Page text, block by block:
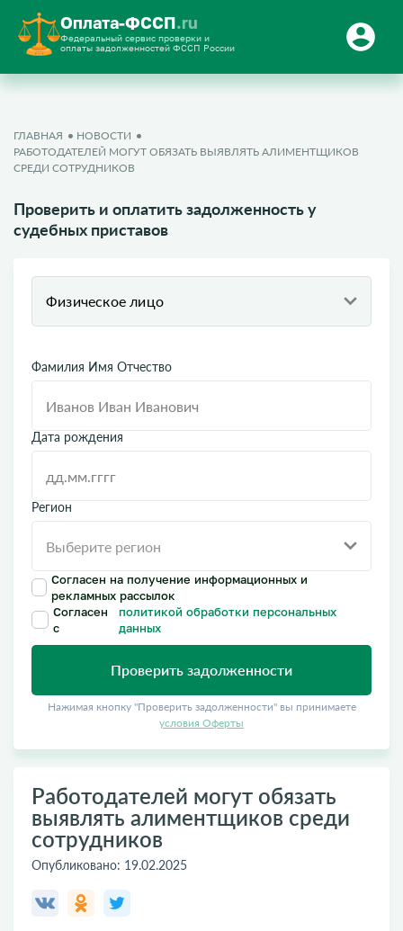
Оплата-ФССП.ru
Федеральный сервис проверки и
оплаты задолженностей ФССП России
ГЛАВНАЯ
НОВОСТИ
РАБОТОДАТЕЛЕЙ МОГУТ ОБЯЗАТЬ ВЫЯВЛЯТЬ АЛИМЕНТЩИКОВ
СРЕДИ СОТРУДНИКОВ
Проверить и оплатить задолженность у
судебных приставов
Физическое лицо
Фамилия Имя Отчество
Дата рождения
Регион
Согласен на получение информационных и
рекламных рассылок
Согласен
с
политикой обработки персональных
данных
Проверить задолженности
Нажимая кнопку "Проверить задолженности" вы принимаете
условия Оферты
Работодателей могут обязать
выявлять алиментщиков среди
сотрудников
Опубликовано: 19.02.2025